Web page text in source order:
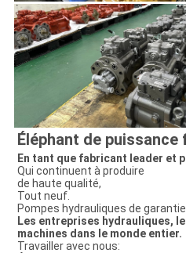
Éléphant de puissance
En tant que fabricant leader et
Qui continuent à produire
de haute qualité,
Tout neuf.
Pompes hydrauliques de
Les entreprises hydrauliques,
machines dans le monde entier.
Travailler avec nous: